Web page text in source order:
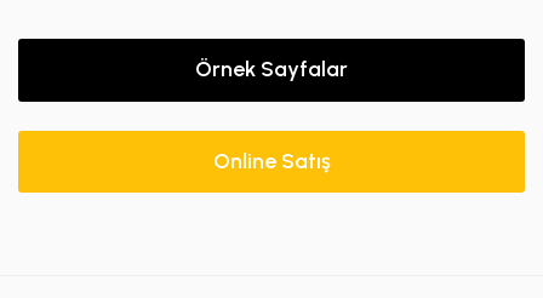
Örnek Sayfalar
Online Satış